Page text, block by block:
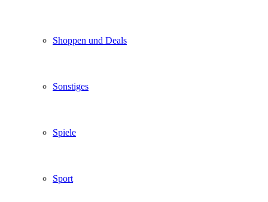
Shoppen und Deals
Sonstiges
Spiele
Sport